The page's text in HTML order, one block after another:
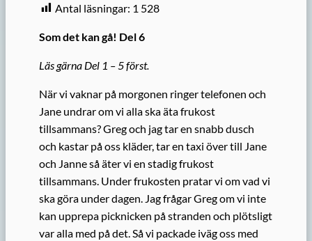
Antal läsningar: 1 528
Som det kan gå! Del 6
Läs gärna Del 1 – 5 först.
När vi vaknar på morgonen ringer telefonen och
Jane undrar om vi alla ska äta frukost
tillsammans? Greg och jag tar en snabb dusch
och kastar på oss kläder, tar en taxi över till Jane
och Janne så äter vi en stadig frukost
tillsammans. Under frukosten pratar vi om vad vi
ska göra under dagen. Jag frågar Greg om vi inte
kan upprepa picknicken på stranden och plötsligt
var alla med på det. Så vi packade iväg oss med